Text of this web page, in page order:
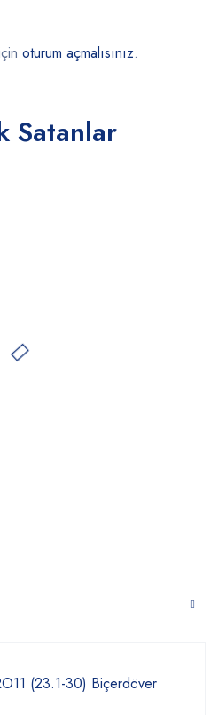
oturum açmalısınız.
Satanlar
(23.1-30) Biçerdöver